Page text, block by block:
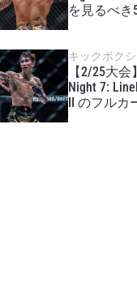
を見るべき
キックボク
【2/25大会
Night 7:
II のフルカ